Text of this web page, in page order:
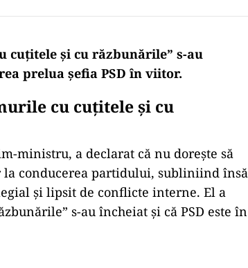
cuțitele și cu răzbunările” s-au
prelua şefia PSD în viitor.
cu cuţitele şi cu
ministru, a declarat că nu dorește să
la conducerea partidului, subliniind însă
și lipsit de conflicte interne. El a
s-au încheiat și că PSD este în